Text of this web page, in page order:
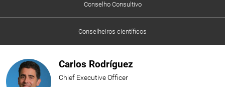
Conselho Consultivo
Conselheiros científicos
Carlos Rodríguez
Chief Executive Officer